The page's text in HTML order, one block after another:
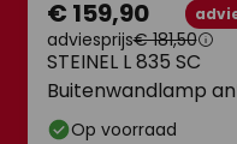
STEINEL L 835 SC
Buitenwandlamp
Sensor
€ 159,90
adviesprijs€ 181,50
Op voorraad